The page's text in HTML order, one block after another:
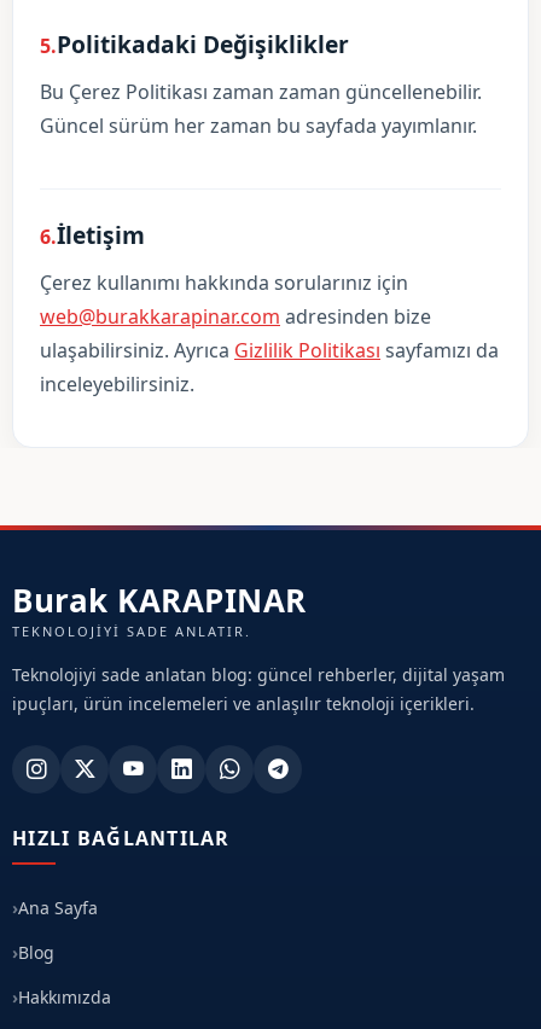
5.Politikadaki Değişiklikler
Bu Çerez Politikası zaman zaman güncellenebilir.
Güncel sürüm her zaman bu sayfada yayımlanır.
6.İletişim
Çerez kullanımı hakkında sorularınız için
web@burakkarapinar.com adresinden bize
ulaşabilirsiniz. Ayrıca Gizlilik Politikası sayfamızı da
inceleyebilirsiniz.
Burak KARAPINAR
TEKNOLOJIYI SADE ANLATIR.
Teknolojiyi sade anlatan blog: güncel rehberler, dijital yaşam
ipuçları, ürün incelemeleri ve anlaşılır teknoloji içerikleri.
HIZLI BAĞLANTILAR
Ana Sayfa
Blog
Hakkımızda